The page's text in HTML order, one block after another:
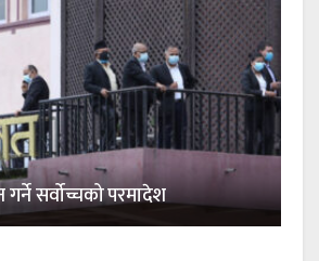
सर्वोच्चको परमादेश